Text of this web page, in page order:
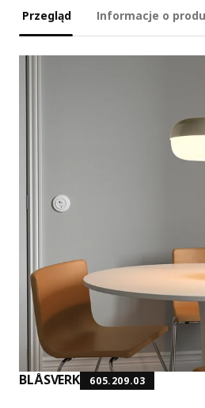
Przegląd Informacje o
BLÅSVERK 605.209.03